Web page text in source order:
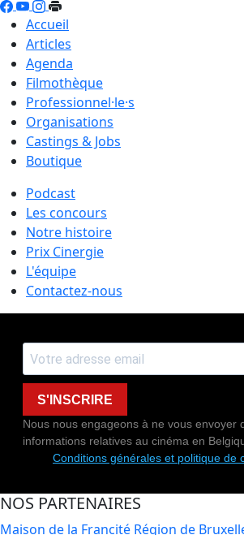
Accueil
Articles
Agenda
Filmothèque
Professionnel·le·s
Organisations
Castings & Jobs
Boutique
Podcast
Les concours
Notre histoire
Prix Cinergie
L'équipe
Contactez-nous
S'INSCRIRE
Nous nous engageons à ne vous envoyer
informations relatives au cinéma en
Conditions générales et politique de
NOS PARTENAIRES
Maison de la Francité Région de